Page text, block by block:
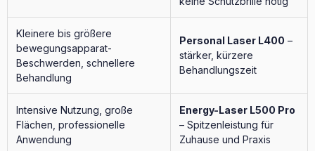
Kleinere bis größere
bewegungsapparat-
Beschwerden, schnellere
Behandlung
Personal Laser L400 –
stärker, kürzere
Behandlungszeit
Intensive Nutzung, große
Flächen, professionelle
Anwendung
Energy-Laser L500 Pro
– Spitzenleistung für
Zuhause und Praxis